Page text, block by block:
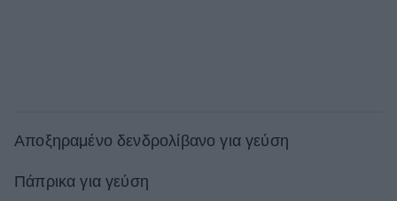
Αποξηραμένο δενδρολίβανο για γεύση
Πάπρικα για γεύση